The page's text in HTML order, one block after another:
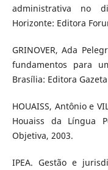
administrativa no
Horizonte: Editora
GRINOVER, Ada
fundamentos para
Brasília: Editora
HOUAISS, Antônio e
Houaiss da Língua
Objetiva, 2003.
IPEA. Gestão e